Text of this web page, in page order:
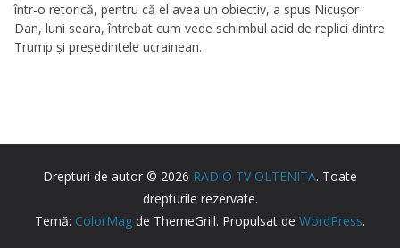
într-o retorică, pentru că el avea un obiectiv, a spus Nicuşor
Dan, luni seara, întrebat cum vede schimbul acid de replici dintre
Trump şi preşedintele ucrainean.
Drepturi de autor © 2026 RADIO TV OLTENITA. Toate
drepturile rezervate.
Temă: ColorMag de ThemeGrill. Propulsat de WordPress.